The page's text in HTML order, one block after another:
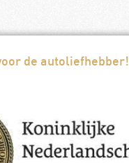
de autoliefhebber!